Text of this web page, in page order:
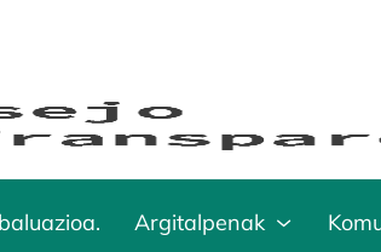
Argitalpenak